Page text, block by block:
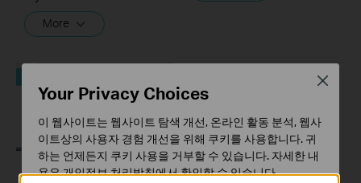
More
Your Privacy Choices
이 웹사이트는 웹사이트 탐색 개선, 온라인 활동 분석, 웹사
이트상의 사용자 경험 개선을 위해 쿠키를 사용합니다. 귀
하는 언제든지 쿠키 사용을 거부할 수 있습니다. 자세한 내
용은개인정보 처리방침에서 확인할 수 있습니다.
Close